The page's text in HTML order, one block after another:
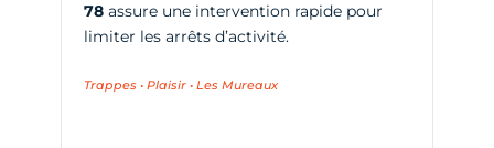
78assure une intervention rapide pour
limiter les arrêts d’activité.
Trappes • Plaisir • Les Mureaux